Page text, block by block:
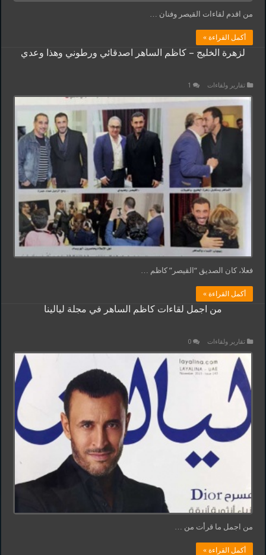
من اقدم لقاءات القيصر وفنان …
أكمل القراءة »
لزهرة الخليج – كاظم الساهر اصدقائي ورطوني وهذا وعدي
تقارير ولقاءات 1
فعلا، كان الصديق “القيصر” كاظم …
أكمل القراءة »
من اجمل لقاءات كاظم الساهر في مجلة ليالينا
تقارير ولقاءات 0
من اجمل ما قرأت من …
أكمل القراءة »